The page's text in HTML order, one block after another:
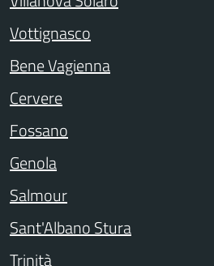
Vottignasco
Bene Vagienna
Cervere
Fossano
Genola
Salmour
Sant'Albano Stura
Trinità